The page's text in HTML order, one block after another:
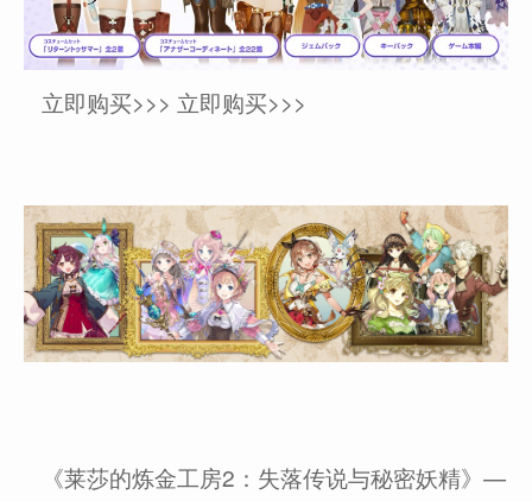
立即购买>>> 立即购买>>>
《莱莎的炼金工房2：失落传说与秘密妖精》—